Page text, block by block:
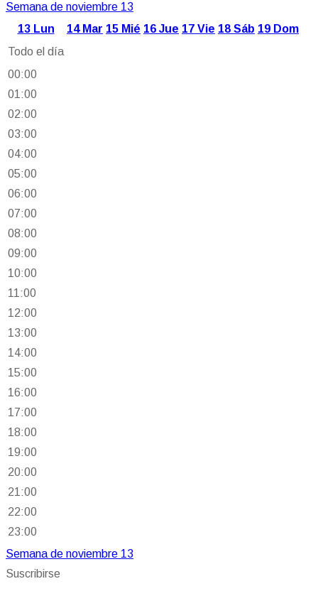
Semana de noviembre 13
13 Lun 14 Mar 15 Mié 16 Jue 17 Vie 18 Sáb 19 Dom
Todo el día
00:00
01:00
02:00
03:00
04:00
05:00
06:00
07:00
08:00
09:00
10:00
11:00
12:00
13:00
14:00
15:00
16:00
17:00
18:00
19:00
20:00
21:00
22:00
23:00
Semana de noviembre 13
Suscribirse